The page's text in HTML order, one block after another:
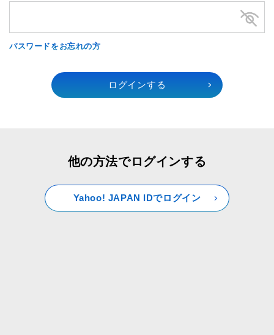
パスワードをお忘れの方
他の方法でログインする
Yahoo! JAPAN IDでログイン